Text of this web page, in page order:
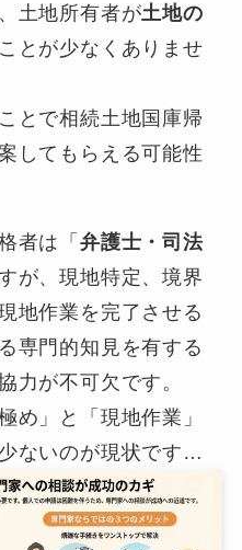
土地所有者が土地の
ことが少なくありませ
とで相続土地国庫帰
してもらえる可能性
者は「弁護士・司法
が、現地特定、境界
地作業を完了させる
専門的知見を有する
力が不可欠です。
め」と「現地作業」
ないのが現状です…